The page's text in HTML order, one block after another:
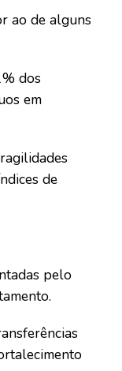
ao de alguns
dos
em
de
pelo